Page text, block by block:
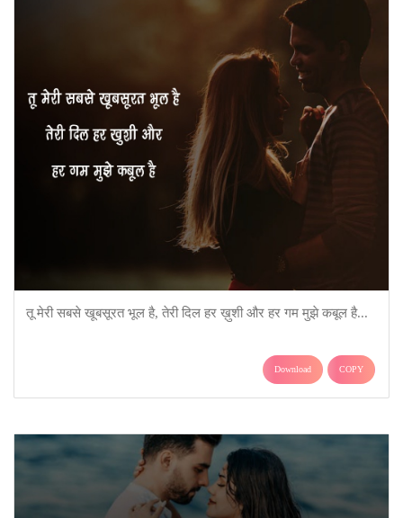
तू मेरी सबसे खूबसूरत भूल है, तेरी दिल हर ख़ुशी और हर गम मुझे कबूल है...
Download COPY